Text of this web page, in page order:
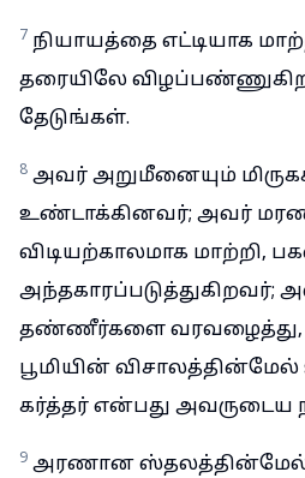
7 நியாயத்தை எட்டியாக
தரையிலே
தேடுங்கள்.
8 அவர் அறுமீனையும்
உண்டாக்கினவர்; அவர்
விடியற்காலமாக மாற்றி,
அந்தகாரப்படுத்துகிறவர்;
தண்ணீர்களை
பூமியின்
கர்த்தர் என்பது அவருடைய
9 அரணான ஸ்தலத்தின்மேல்